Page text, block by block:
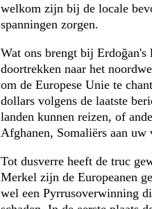
welkom zijn bij de locale
spanningen zorgen.
Wat ons brengt bij
doortrekken naar het
om de Europese Unie te
dollars volgens de laatste
landen kunnen reizen, of
Afghanen, Somaliërs aan uw
Tot dusverre heeft de truc
Merkel zijn de Europeanen
wel een Pyrrusoverwinning